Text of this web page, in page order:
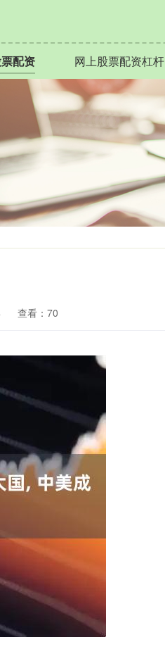
配资 网上股票配资杠杆
查看：70
47.56